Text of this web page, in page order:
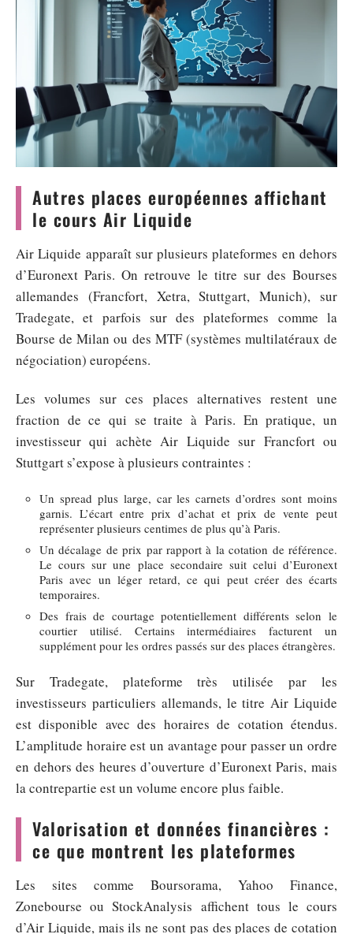
Autres places européennes affichant
le cours Air Liquide
Air Liquide apparaît sur plusieurs plateformes en dehors
d’Euronext Paris. On retrouve le titre sur des Bourses
allemandes (Francfort, Xetra, Stuttgart, Munich), sur
Tradegate, et parfois sur des plateformes comme la
Bourse de Milan ou des MTF (systèmes multilatéraux de
négociation) européens.
Les volumes sur ces places alternatives restent une
fraction de ce qui se traite à Paris. En pratique, un
investisseur qui achète Air Liquide sur Francfort ou
Stuttgart s’expose à plusieurs contraintes :
Un spread plus large, car les carnets d’ordres sont moins
garnis. L’écart entre prix d’achat et prix de vente peut
représenter plusieurs centimes de plus qu’à Paris.
Un décalage de prix par rapport à la cotation de référence.
Le cours sur une place secondaire suit celui d’Euronext
Paris avec un léger retard, ce qui peut créer des écarts
temporaires.
Des frais de courtage potentiellement différents selon le
courtier utilisé. Certains intermédiaires facturent un
supplément pour les ordres passés sur des places étrangères.
Sur Tradegate, plateforme très utilisée par les
investisseurs particuliers allemands, le titre Air Liquide
est disponible avec des horaires de cotation étendus.
L’amplitude horaire est un avantage pour passer un ordre
en dehors des heures d’ouverture d’Euronext Paris, mais
la contrepartie est un volume encore plus faible.
Valorisation et données financières :
ce que montrent les plateformes
Les sites comme Boursorama, Yahoo Finance,
Zonebourse ou StockAnalysis affichent tous le cours
d’Air Liquide, mais ils ne sont pas des places de cotation